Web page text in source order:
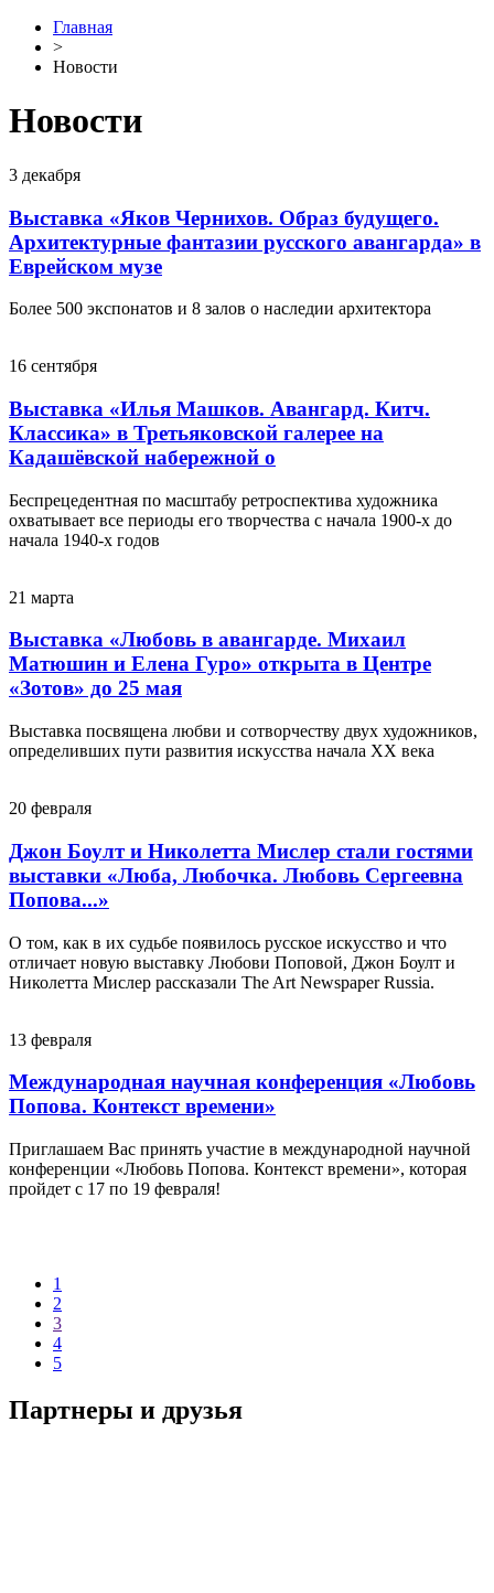
Главная
>
Новости
Новости
3 декабря
Выставка «Яков Чернихов. Образ будущего.
Архитектурные фантазии русского авангарда» в
Еврейском музе
Более 500 экспонатов и 8 залов о наследии архитектора
16 сентября
Выставка «Илья Машков. Авангард. Китч.
Классика» в Третьяковской галерее на
Кадашёвской набережной о
Беспрецедентная по масштабу ретроспектива художника
охватывает все периоды его творчества с начала 1900-х до
начала 1940-х годов
21 марта
Выставка «Любовь в авангарде. Михаил
Матюшин и Елена Гуро» открыта в Центре
«Зотов» до 25 мая
Выставка посвящена любви и сотворчеству двух художников,
определивших пути развития искусства начала XX века
20 февраля
Джон Боулт и Николетта Мислер стали гостями
выставки «Люба, Любочка. Любовь Сергеевна
Попова...»
О том, как в их судьбе появилось русское искусство и что
отличает новую выставку Любови Поповой, Джон Боулт и
Николетта Мислер рассказали The Art Newspaper Russia.
13 февраля
Международная научная конференция «Любовь
Попова. Контекст времени»
Приглашаем Вас принять участие в международной научной
конференции «Любовь Попова. Контекст времени», которая
пройдет с 17 по 19 февраля!
1
2
3
4
5
Партнеры и друзья